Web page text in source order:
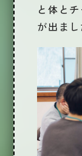
と体と
が出まし